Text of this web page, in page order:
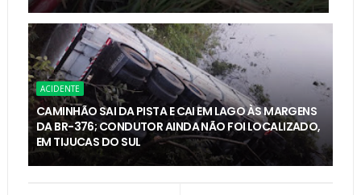
ACIDENTE
CAMINHÃO SAI DA PISTA E CAI EM LAGO ÀS MARGENS
DA BR-376; CONDUTOR AINDA NÃO FOI LOCALIZADO,
EM TIJUCAS DO SUL